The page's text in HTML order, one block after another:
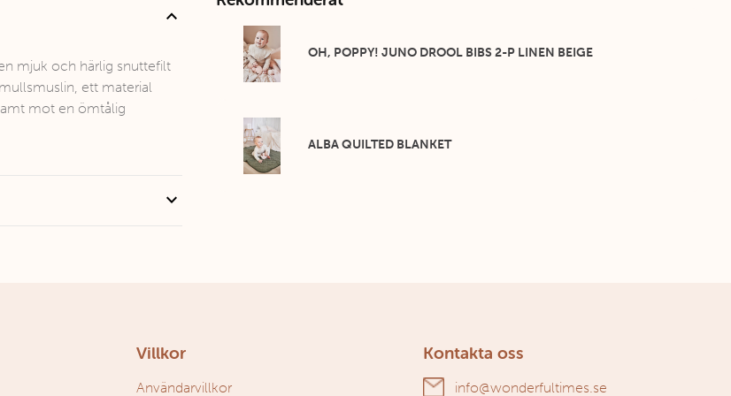
expand_less
mjuk och härlig snuttefilt
ett material
mot en ömtålig
expand_more
OH, POPPY! JUNO DROOL BIBS 2-P LINEN BEIGE
ALBA QUILTED BLANKET
Villkor
Användarvillkor
Kontakta oss
info@wonderfultimes.se